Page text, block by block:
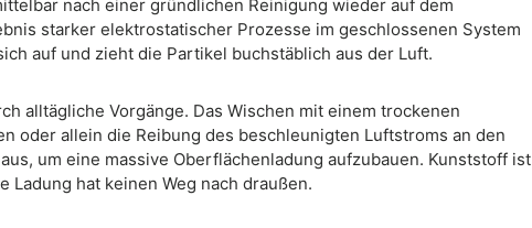
nach einer gründlichen Reinigung wieder auf dem
starker elektrostatischer Prozesse im geschlossenen System
auf und zieht die Partikel buchstäblich aus der Luft.
alltägliche Vorgänge. Das Wischen mit einem trockenen
oder allein die Reibung des beschleunigten Luftstroms an den
um eine massive Oberflächenladung aufzubauen. Kunststoff ist
hat keinen Weg nach draußen.